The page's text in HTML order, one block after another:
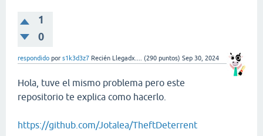
1
0
respondido por s1k3d3z7 Recién Llegadx.... (290 puntos) Sep 30, 2024
Hola, tuve el mismo problema pero este
repositorio te explica como hacerlo.
https://github.com/Jotalea/TheftDeterrent